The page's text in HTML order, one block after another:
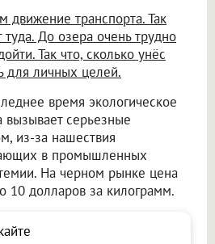
транспорта. Так
До озера очень трудно
Так что, сколько унёс
для личных целей.
время экологическое
вызывает серьезные
из-за нашествия
в промышленных
На черном рынке цена
10 долларов за килограмм.